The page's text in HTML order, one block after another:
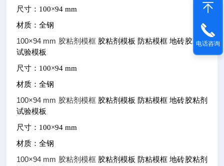
尺寸： 100×94 mm
材质：全钢
100×94 mm 胶粘剂模框 胶粘剂模板 防粘模框 地砖胶粘剂
试验模板
尺寸： 100×94 mm
材质：全钢
100×94 mm 胶粘剂模框 胶粘剂模板 防粘模框 地砖胶粘剂
试验模板
尺寸： 100×94 mm
材质：全钢
100×94 mm 胶粘剂模框 胶粘剂模板 防粘模框 地砖胶粘剂
电话咨询